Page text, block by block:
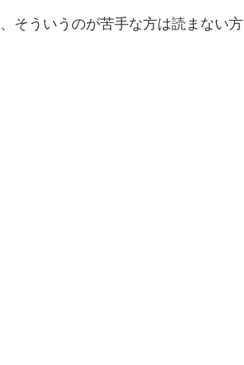
そういうのが苦手な方は読まない方